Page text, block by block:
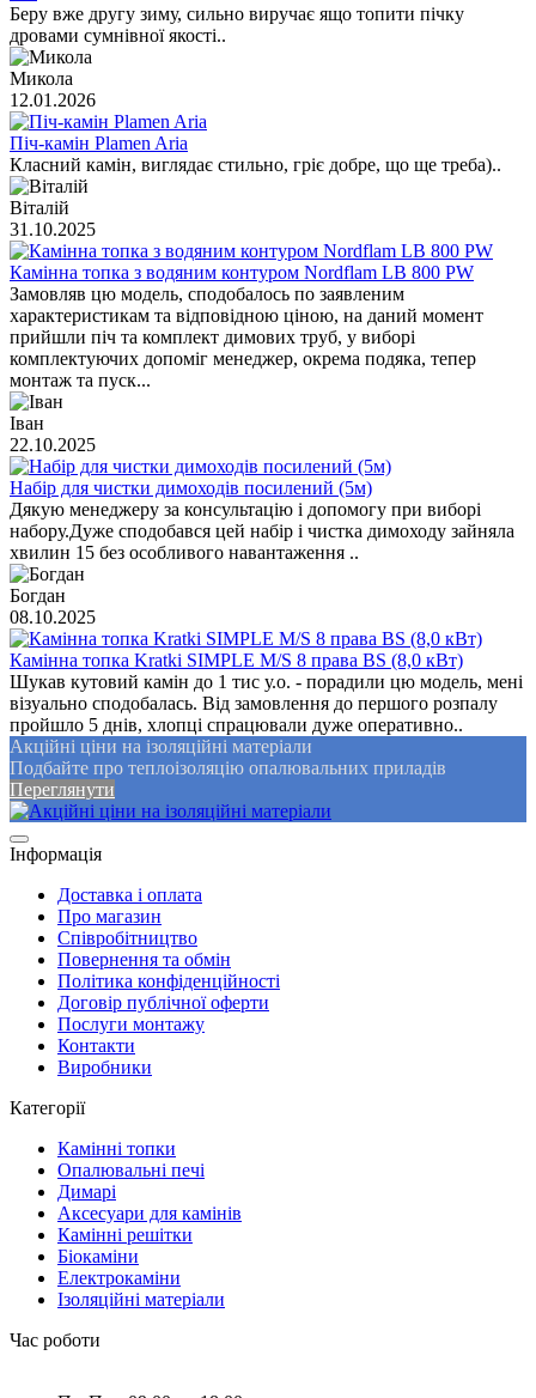
Беру вже другу зиму, сильно виручає ящо топити пічку
дровами сумнівної якості..
Микола
12.01.2026
Піч-камін Plamen Aria
Класний камін, виглядає стильно, гріє добре, що ще треба)..
Віталій
31.10.2025
Камінна топка з водяним контуром Nordflam LB 800 PW
Замовляв цю модель, сподобалось по заявленим
характеристикам та відповідною ціною, на даний момент
прийшли піч та комплект димових труб, у виборі
комплектуючих допоміг менеджер, окрема подяка, тепер
монтаж та пуск...
Іван
22.10.2025
Набір для чистки димоходів посилений (5м)
Дякую менеджеру за консультацію і допомогу при виборі
набору.Дуже сподобався цей набір і чистка димоходу зайняла
хвилин 15 без особливого навантаження ..
Богдан
08.10.2025
Камінна топка Kratki SIMPLE M/S 8 права BS (8,0 кВт)
Шукав кутовий камін до 1 тис у.о. - порадили цю модель, мені
візуально сподобалась. Від замовлення до першого розпалу
пройшло 5 днів, хлопці спрацювали дуже оперативно..
Акційні ціни на ізоляційні матеріали
Подбайте про теплоізоляцію опалювальних приладів
Переглянути
Інформація
Доставка і оплата
Про магазин
Співробітництво
Повернення та обмін
Політика конфіденційності
Договір публічної оферти
Послуги монтажу
Контакти
Виробники
Категорії
Камінні топки
Опалювальні печі
Димарі
Аксесуари для камінів
Камінні решітки
Біокаміни
Електрокаміни
Ізоляційні матеріали
Час роботи